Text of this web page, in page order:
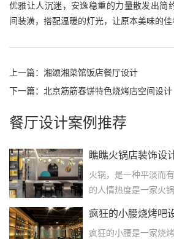
优雅让人沉迷，安逸稳重的力量散发出简
间装潢，搭配温暖的灯光，让原本美味的佳
上一篇： 湘颂湘菜馆饭店餐厅设计
下一篇： 北京筋筋春饼特色烧烤店空间设计
餐厅设计案例推荐
瞧瞧火锅店装饰设
火锅，是一种平淡而
的人情热度是一家火
瞧瞧火锅店装饰设
疯狂的小腰烧烤吧
疯狂的小腰是一家烧